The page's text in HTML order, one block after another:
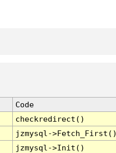
Code
checkredirect()
jzmysql-
jzmysql->Init()